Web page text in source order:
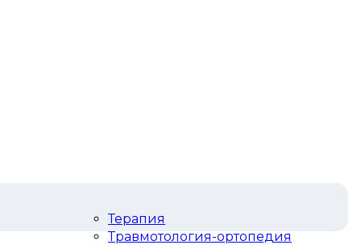
Терапия
Травмотология-ортопедия